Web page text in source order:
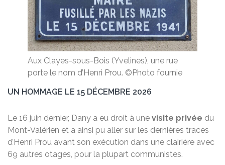
Aux Clayes-sous-Bois (Yvelines), une rue
porte le nom d’Henri Prou. ©Photo fournie
UN HOMMAGE LE 15 DÉCEMBRE 2026
Le 16 juin dernier, Dany a eu droit à une visite privée du
Mont-Valérien et a ainsi pu aller sur les dernières traces
d’Henri Prou avant son exécution dans une clairière avec
69 autres otages, pour la plupart communistes.